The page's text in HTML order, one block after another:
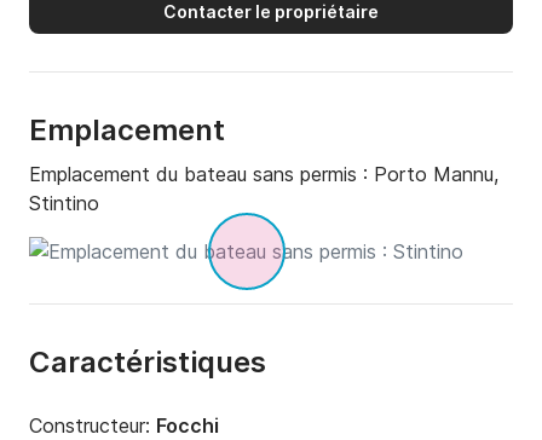
Contacter le propriétaire
Emplacement
Emplacement du bateau sans permis : Porto Mannu,
Stintino
Caractéristiques
Constructeur: Focchi